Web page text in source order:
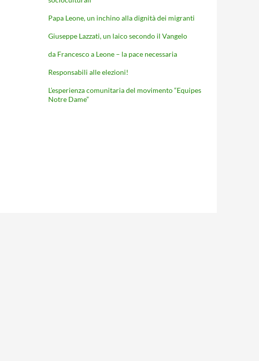
Papa Leone, un inchino alla dignità dei migranti
Giuseppe Lazzati, un laico secondo il Vangelo
da Francesco a Leone – la pace necessaria
Responsabili alle elezioni!
L’esperienza comunitaria del movimento “Equipes
Notre Dame”